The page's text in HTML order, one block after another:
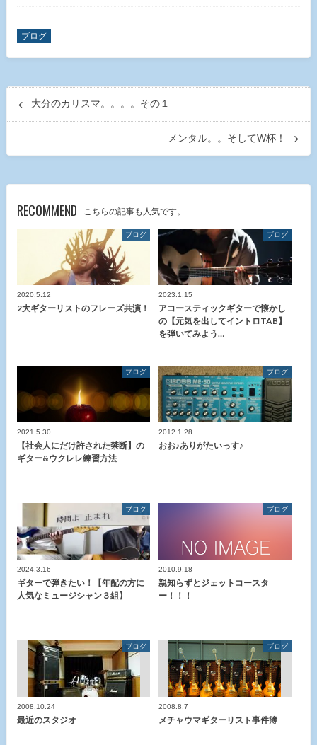
ブログ
大分のカリスマ。。。。その１
メンタル。。そしてW杯！
RECOMMEND こちらの記事も人気です。
ブログ
2020.5.12
2大ギターリストのフレーズ共演！
ブログ
2023.1.15
アコースティックギターで懐かし
の【元気を出してイントロTAB】
を弾いてみよう…
ブログ
2021.5.30
【社会人にだけ許された禁断】の
ギター&ウクレレ練習方法
ブログ
2012.1.28
おお♪ありがたいっす♪
ブログ
2024.3.16
ギターで弾きたい！【年配の方に
人気なミュージシャン３組】
ブログ
2010.9.18
親知らずとジェットコースタ
ー！！！
ブログ
2008.10.24
最近のスタジオ
ブログ
2008.8.7
メチャウマギターリスト事件簿